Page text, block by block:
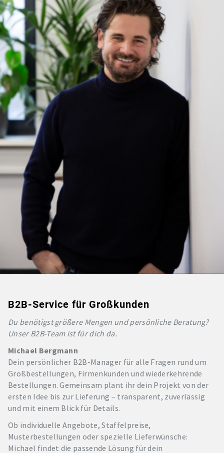
B2B-Service für Großkunden
Du benötigst größere Mengen und persönliche Beratung?
Unser B2B-Team ist für dich da.
Michael Bergmann
Dein persönlicher B2B-Manager für alle Fragen rund um
Großbestellungen, Firmenkunden und wiederkehrende
Bestellungen. Gemeinsam plant ihr dein Projekt von der
ersten Idee bis zur Lieferung – transparent, zuverlässig
und mit einem Blick für Details.
Ob individuelle Angebote, Staffelpreise,
Musterbestellungen oder spezielle Lieferwünsche:
Michael findet die passende Lösung für dein